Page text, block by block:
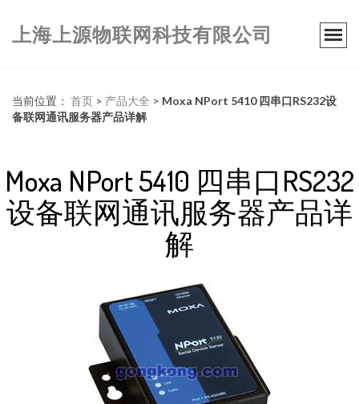
上海上源物联网科技有限公司
当前位置： 首页 > 产品大全 > Moxa NPort 5410 四串口RS232设
备联网通讯服务器产品详解
Moxa NPort 5410 四串口RS232
设备联网通讯服务器产品详
解